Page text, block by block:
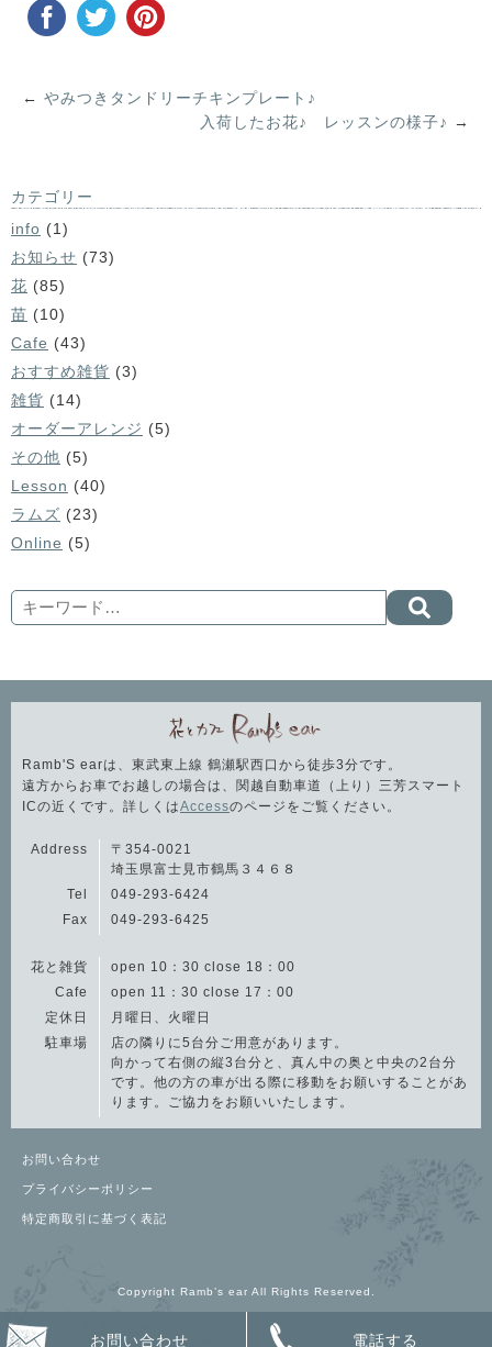
お問い合わせ 電話する
← やみつきタンドリーチキンプレート♪
入荷したお花♪ レッスンの様子♪ →
カテゴリー
info (1)
お知らせ (73)
花 (85)
苗 (10)
Cafe (43)
おすすめ雑貨 (3)
雑貨 (14)
オーダーアレンジ (5)
その他 (5)
Lesson (40)
ラムズ (23)
Online (5)
Search
Ramb'S earは、東武東上線 鶴瀬駅西口から徒歩3分です。
遠方からお車でお越しの場合は、関越自動車道（上り）三芳スマート
ICの近くです。詳しくはAccessのページをご覧ください。
Address
〒354-0021
埼玉県富士見市鶴馬３４６８
Tel
049-293-6424
Fax
049-293-6425
花と雑貨
open 10：30 close 18：00
Cafe
open 11：30 close 17：00
定休日
月曜日、火曜日
駐車場
店の隣りに5台分ご用意があります。
向かって右側の縦3台分と、真ん中の奥と中央の2台分
です。他の方の車が出る際に移動をお願いすることがあ
ります。ご協力をお願いいたします。
お問い合わせ
プライバシーポリシー
特定商取引に基づく表記
Copyright Ramb’s ear All Rights Reserved.